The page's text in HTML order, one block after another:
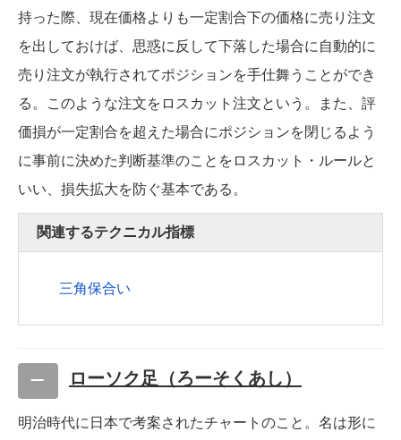
持った際、現在価格よりも一定割合下の価格に売り注文
を出しておけば、思惑に反して下落した場合に自動的に
売り注文が執行されてポジションを手仕舞うことができ
る。このような注文をロスカット注文という。また、評
価損が一定割合を超えた場合にポジションを閉じるよう
に事前に決めた判断基準のことをロスカット・ルールと
いい、損失拡大を防ぐ基本である。
関連するテクニカル指標
三角保合い
ローソク足（ろーそくあし）
明治時代に日本で考案されたチャートのこと。名は形に